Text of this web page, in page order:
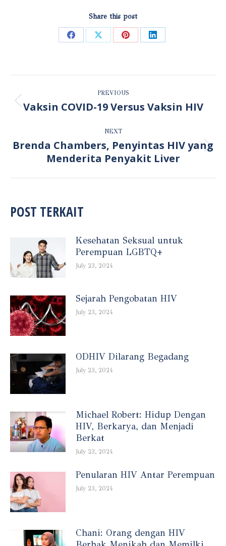
Share this post
Share Share Share Share
NAVIGATION PREVIOUS
Previous
Vaksin COVID-19 Versus Vaksin HIV
NEXT
Next
post:
Brenda Chambers, Penyintas HIV yang
Menderita Penyakit Liver
POST TERKAIT
Kesehatan Seksual untuk
Perempuan LGBTQ+
July 23, 2024
Sejarah Pengobatan HIV
July 23, 2024
ODHIV Dilarang Begadang
July 23, 2024
Michael Robert: Hidup Dengan
HIV, Berkarya, dan Menjadi
Berkat
July 23, 2024
Penularan HIV Antar Perempuan
July 23, 2024
Chani: Orang dengan HIV